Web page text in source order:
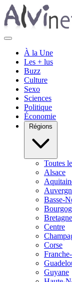
À la Une
Les + lus
Buzz
Culture
Sexo
Sciences
Politique
Économie
Régions
Toutes
Alsace
Basse-
Bretagne
Centre
Corse
Guyane